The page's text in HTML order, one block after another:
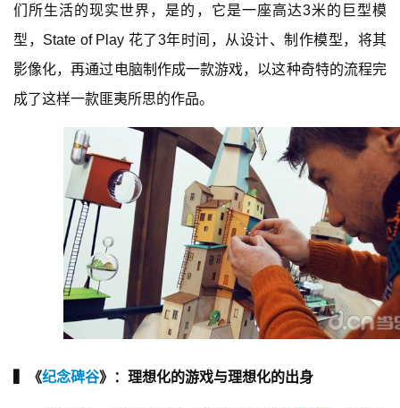
们所生活的现实世界，是的，它是一座高达3米的巨型模
型，State of Play 花了3年时间，从设计、制作模型，将其
影像化，再通过电脑制作成一款游戏，以这种奇特的流程完
成了这样一款匪夷所思的作品。
▍《纪念碑谷》：理想化的游戏与理想化的出身